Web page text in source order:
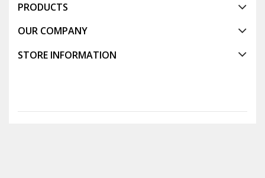
PRODUCTS
OUR COMPANY
STORE INFORMATION